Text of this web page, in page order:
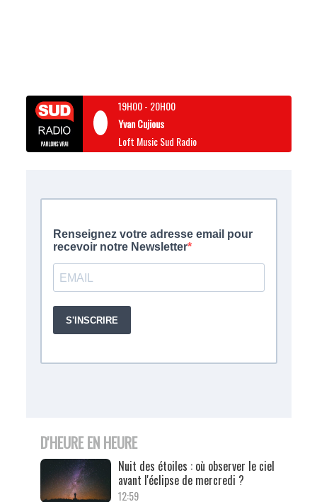
19H00- 20H00
Yvan Cujious
Loft Music Sud Radio
D'HEURE EN HEURE
Nuit des étoiles : où observer le ciel
avant l'éclipse de mercredi ?
12:59